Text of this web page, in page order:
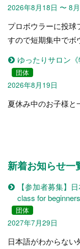
2026年8月18日 〜 8
プロボウラーに投球
すので短期集中でボ
ゆったりサロン《
団体
2026年8月19日
夏休み中のお子様と
新着お知らせ一
【参加者募集】
class for
団体
2027年7月29日
日本語がわからな